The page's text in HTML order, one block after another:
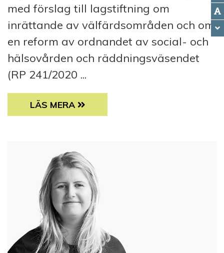
med förslag till lagstiftning om
inrättande av välfärdsområden och om
en reform av ordnandet av social- och
hälsovården och räddningsväsendet
(RP 241/2020 ...
HÖRANDE HOS RIKSDAGENS SOCIAL-OCH
LÄS MERA